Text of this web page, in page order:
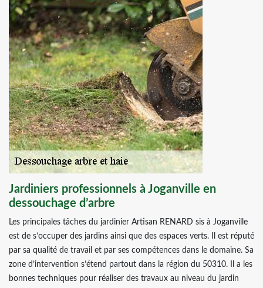
Jardiniers professionnels à Joganville en
dessouchage d’arbre
Les principales tâches du jardinier Artisan RENARD sis à Joganville
est de s’occuper des jardins ainsi que des espaces verts. Il est réputé
par sa qualité de travail et par ses compétences dans le domaine. Sa
zone d’intervention s’étend partout dans la région du 50310. Il a les
bonnes techniques pour réaliser des travaux au niveau du jardin